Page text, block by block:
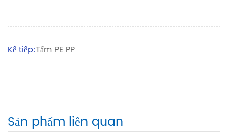
Kế tiếp:Tấm PE PP
Sản phẩm liên quan